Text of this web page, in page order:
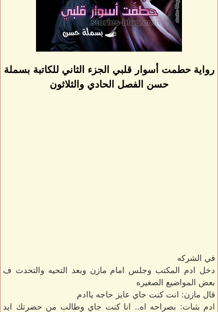
رواية حطمت أسوار قلبي الجزء الثاني للكاتبة بسملة
حسن الفصل الحادي والثلاثون
في الشركه
دخل ادم المكتب وجلس امام مازن وبعد التحيه والتحدث ف
بعض المواضيع الصغيره
قال مازن: انت كنت جاي عايز حاجه ياادم
ادم بثبات: بصراحه اه.. انا كنت جاي وطالب من حضرتك ايد